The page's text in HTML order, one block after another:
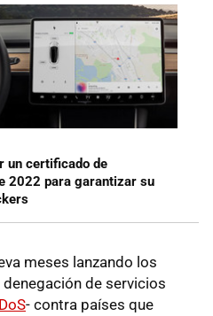
un certificado de
2022 para garantizar su
meses lanzando los
de servicios
- contra países que